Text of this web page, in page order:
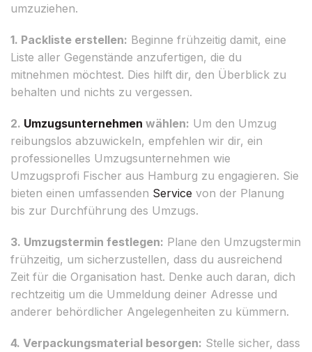
umzuziehen.
1. Packliste erstellen: Beginne frühzeitig damit, eine
Liste aller Gegenstände anzufertigen, die du
mitnehmen möchtest. Dies hilft dir, den Überblick zu
behalten und nichts zu vergessen.
2. Umzugsunternehmen wählen: Um den Umzug
reibungslos abzuwickeln, empfehlen wir dir, ein
professionelles Umzugsunternehmen wie
Umzugsprofi Fischer aus Hamburg zu engagieren. Sie
bieten einen umfassenden Service von der Planung
bis zur Durchführung des Umzugs.
3. Umzugstermin festlegen: Plane den Umzugstermin
frühzeitig, um sicherzustellen, dass du ausreichend
Zeit für die Organisation hast. Denke auch daran, dich
rechtzeitig um die Ummeldung deiner Adresse und
anderer behördlicher Angelegenheiten zu kümmern.
4. Verpackungsmaterial besorgen: Stelle sicher, dass